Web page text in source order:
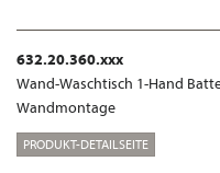
632.20.360.xxx
Wand-Waschtisch 1-Hand
Wandmontage
PRODUKT-DETAILSEITE